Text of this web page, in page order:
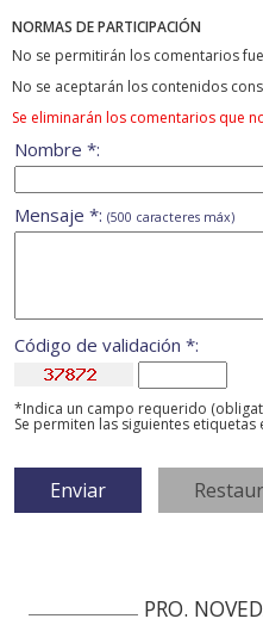
NORMAS DE PARTICIPACIÓN
No se permitirán los comentarios
No se aceptarán los contenidos
Se eliminarán los comentarios que
Nombre *:
Mensaje *: (500 caracteres máx)
Código de validación *:
*Indica un campo requerido
Se permiten las siguientes etiquetas
PRO.